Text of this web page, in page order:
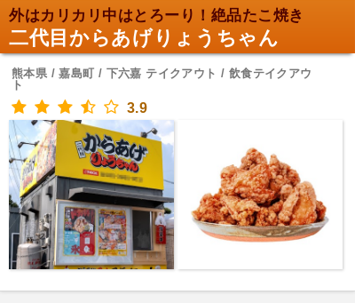
外はカリカリ中はとろーり！絶品たこ焼き
二代目からあげりょうちゃん
熊本県 / 嘉島町 / 下六嘉 テイクアウト / 飲食テイクアウ
ト
3.9